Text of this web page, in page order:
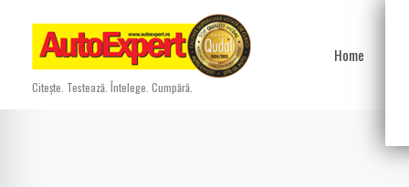
content
Citește. Testează. Întelege. Cumpără.
Home